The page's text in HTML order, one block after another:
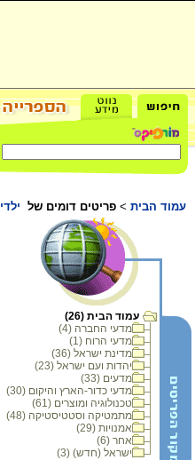
עמוד הבית > פריטים דומים של
עמוד הבית (26)
מדעי החברה (4)
מדעי הרוח (1)
מדינת ישראל (36)
יהדות ועם ישראל (23)
מדעים (33)
מדעי כדור-הארץ והיקום (30)
טכנולוגיה ומוצרים (61)
מתמטיקה וסטטיסטיקה (48)
אמנויות (29)
אחר (6)
ישראל (חדש) (3)